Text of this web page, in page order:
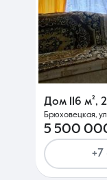
Дом 116 м²,
Брюховецкая,
5 500
+7